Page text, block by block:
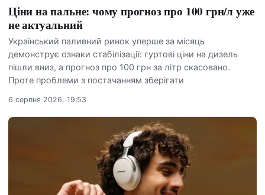
Ціни на пальне: чому прогноз про 100 грн/л уже
не актуальний
Український паливний ринок уперше за місяць
демонструє ознаки стабілізації: гуртові ціни на дизель
пішли вниз, а прогноз про 100 грн за літр скасовано.
Проте проблеми з постачанням зберігати
6 серпня 2026, 19:53